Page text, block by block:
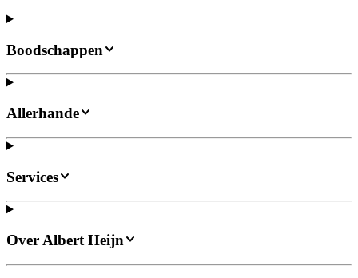
Boodschappen
Allerhande
Services
Over Albert Heijn